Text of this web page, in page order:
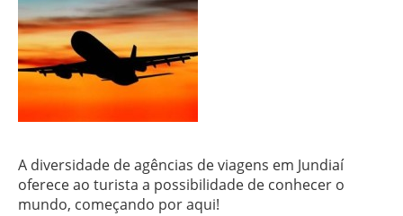
A diversidade de agências de viagens em Jundiaí
oferece ao turista a possibilidade de conhecer o
mundo, começando por aqui!